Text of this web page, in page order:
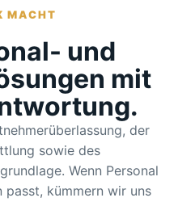
MACHT
und
mit
der
sowie des
Wenn Personal
passt, kümmern wir uns